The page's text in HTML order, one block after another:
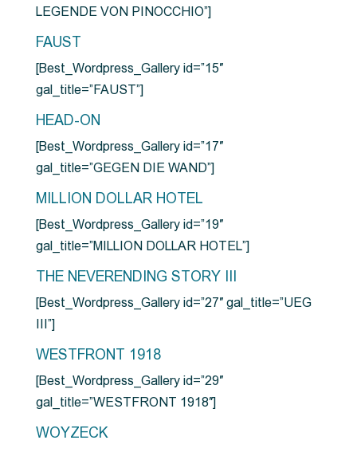
LEGENDE VON PINOCCHIO”]
FAUST
[Best_Wordpress_Gallery id=”15″
gal_title=”FAUST”]
HEAD-ON
[Best_Wordpress_Gallery id=”17″
gal_title=”GEGEN DIE WAND”]
MILLION DOLLAR HOTEL
[Best_Wordpress_Gallery id=”19″
gal_title=”MILLION DOLLAR HOTEL”]
THE NEVERENDING STORY III
[Best_Wordpress_Gallery id=”27″ gal_title=”UEG
III”]
WESTFRONT 1918
[Best_Wordpress_Gallery id=”29″
gal_title=”WESTFRONT 1918″]
WOYZECK